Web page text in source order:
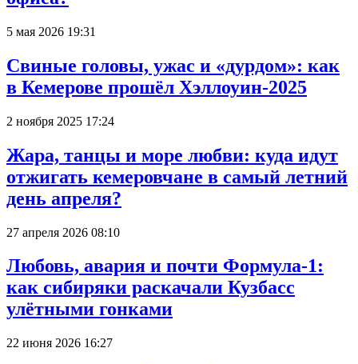
5 мая 2026 19:31
Свиные головы, ужас и «дурдом»: как
в Кемерове прошёл Хэллоуин-2025
2 ноября 2025 17:24
Жара, танцы и море любви: куда идут
отжигать кемеровчане в самый летний
день апреля?
27 апреля 2026 08:10
Любовь, авария и почти Формула-1:
как сибиряки раскачали Кузбасс
улётными гонками
22 июня 2026 16:27